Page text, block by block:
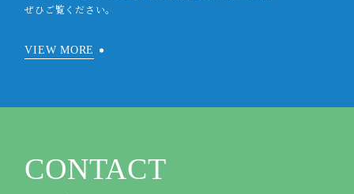
ぜひご覧ください。
VIEW MORE
CONTACT